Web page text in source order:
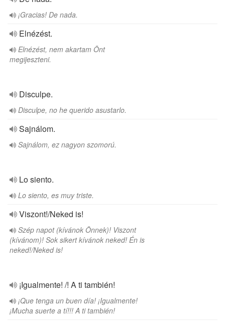
¡Gracias! De nada.
Elnézést.
Elnézést, nem akartam Önt
megijeszteni.
Disculpe.
Disculpe, no he querido asustarlo.
Sajnálom.
Sajnálom, ez nagyon szomorú.
Lo siento.
Lo siento, es muy triste.
Viszont!/Neked is!
Szép napot (kívánok Önnek)! Viszont
(kívánom)! Sok sikert kívánok neked! Én is
neked!/Neked is!
¡Igualmente! /! A ti también!
¡Que tenga un buen día! ¡Igualmente!
¡Mucha suerte a tí!!! A ti también!